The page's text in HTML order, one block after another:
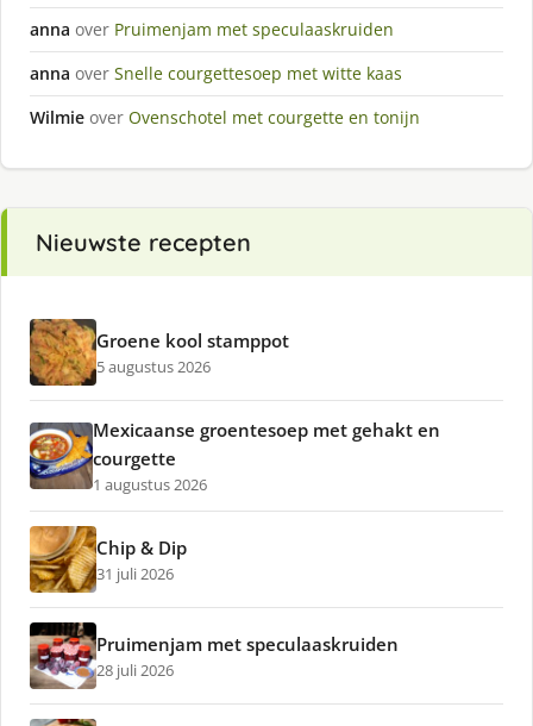
anna over Pruimenjam met speculaaskruiden
anna over Snelle courgettesoep met witte kaas
Wilmie over Ovenschotel met courgette en tonijn
Nieuwste recepten
Groene kool stamppot
5 augustus 2026
Mexicaanse groentesoep met gehakt en
courgette
1 augustus 2026
Chip & Dip
31 juli 2026
Pruimenjam met speculaaskruiden
28 juli 2026